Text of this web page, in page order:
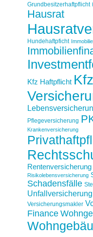
Grundbesitzerhaftpflicht
Hausrat
Hundehaftpficht Immobilie
Kfz Haftpflicht Kfz
Pflegeversicherung
Krankenversicherung
Rentenversicherung
Risikolebensversicherung
Schadensfälle
Unfallversicherung
Versicherungsmakler
Finance